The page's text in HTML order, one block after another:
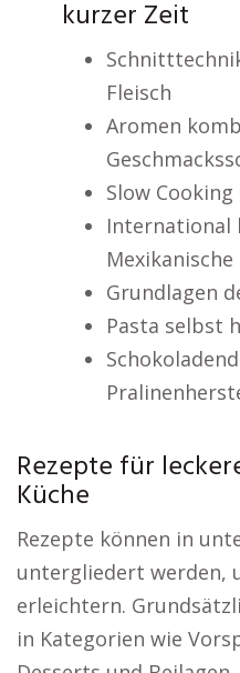
kurzer Zeit
Fleisch
Aromen
Slow
International
Mexikanische
Grundlagen
Pasta selbst
Rezepte für
Küche
Rezepte können in
untergliedert werden,
erleichtern.
in Kategorien wie